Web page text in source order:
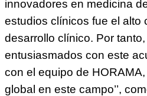
innovadores en medicina
estudios clínicos fue el alto
desarrollo clínico. Por
entusiasmados con este
con el equipo de
global en este campo’’,